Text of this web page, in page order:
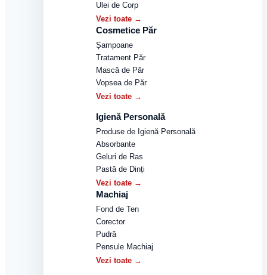
Ulei de Corp
Vezi toate →
Cosmetice Păr
Șampoane
Tratament Păr
Mască de Păr
Vopsea de Păr
Vezi toate →
Igienă Personală
Produse de Igienă Personală
Absorbante
Geluri de Ras
Pastă de Dinți
Vezi toate →
Machiaj
Fond de Ten
Corector
Pudră
Pensule Machiaj
Vezi toate →